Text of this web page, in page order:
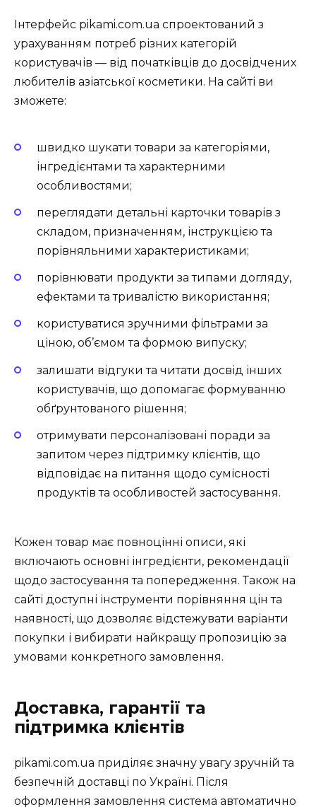
Інтерфейс pikami.com.ua спроектований з
урахуванням потреб різних категорій
користувачів — від початківців до досвідчених
любителів азіатської косметики. На сайті ви
зможете:
швидко шукати товари за категоріями,
інгредієнтами та характерними
особливостями;
переглядати детальні карточки товарів з
складом, призначенням, інструкцією та
порівняльними характеристиками;
порівнювати продукти за типами догляду,
ефектами та тривалістю використання;
користуватися зручними фільтрами за
ціною, об’ємом та формою випуску;
залишати відгуки та читати досвід інших
користувачів, що допомагає формуванню
обґрунтованого рішення;
отримувати персоналізовані поради за
запитом через підтримку клієнтів, що
відповідає на питання щодо сумісності
продуктів та особливостей застосування.
Кожен товар має повноцінні описи, які
включають основні інгредієнти, рекомендації
щодо застосування та попередження. Також на
сайті доступні інструменти порівняння цін та
наявності, що дозволяє відстежувати варіанти
покупки і вибирати найкращу пропозицію за
умовами конкретного замовлення.
Доставка, гарантії та
підтримка клієнтів
pikami.com.ua приділяє значну увагу зручній та
безпечній доставці по Україні. Після
оформлення замовлення система автоматично